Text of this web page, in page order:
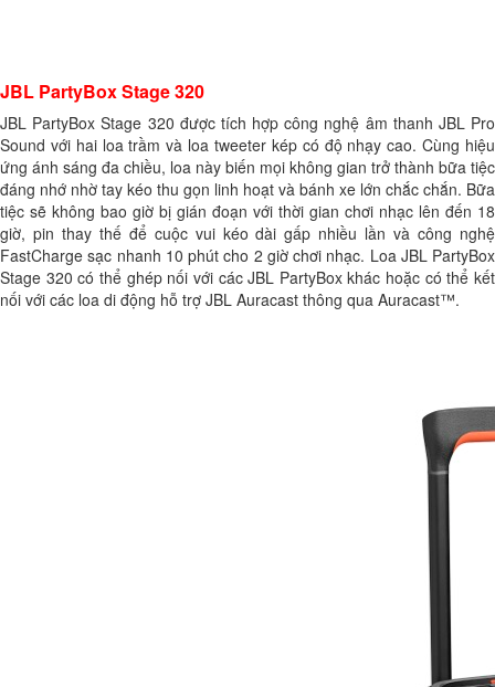
JBL PartyBox Stage 320
JBL PartyBox Stage 320 được tích hợp công nghệ âm thanh JBL Pro
Sound với hai loa trầm và loa tweeter kép có độ nhạy cao. Cùng hiệu
ứng ánh sáng đa chiều, loa này biến mọi không gian trở thành bữa tiệc
đáng nhớ nhờ tay kéo thu gọn linh hoạt và bánh xe lớn chắc chắn. Bữa
tiệc sẽ không bao giờ bị gián đoạn với thời gian chơi nhạc lên đến 18
giờ, pin thay thế để cuộc vui kéo dài gấp nhiều lần và công nghệ
FastCharge sạc nhanh 10 phút cho 2 giờ chơi nhạc. Loa JBL PartyBox
Stage 320 có thể ghép nối với các JBL PartyBox khác hoặc có thể kết
nối với các loa di động hỗ trợ JBL Auracast thông qua Auracast™.